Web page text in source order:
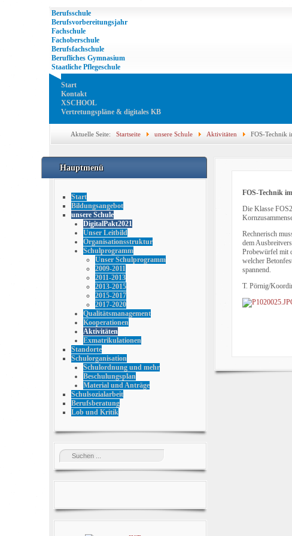
Berufsschule
Berufsvorbereitungsjahr
Fachschule
Fachoberschule
Berufsfachschule
Berufliches Gymnasium
Staatliche Pflegeschule
Start
Kontakt
XSCHOOL
Vertretungspläne & digitales KB
Aktuelle Seite:Startseite unsere Schule Aktivitäten FOS-Technik
Hauptmenü
Start
Bildungsangebot
unsere Schule
DigitalPakt2021
Unser Leitbild
Organisationsstruktur
Schulprogramm
Unser Schulprogramm
2009-2011
2011-2013
2013-2015
2015-2017
2017-2020
Qualitätsmanagement
Kooperationen
Aktivitäten
Exmatrikulationen
Standorte
Schulorganisation
Schulordnung und mehr
Beschulungsplan
Material und Anträge
Schulsozialarbeit
Berufsberatung
Lob und Kritik
FOS-Technik
Die Klasse
Rechnerisch
dem
Probewürfel mit
welcher
spannend.
T. Pörnig/